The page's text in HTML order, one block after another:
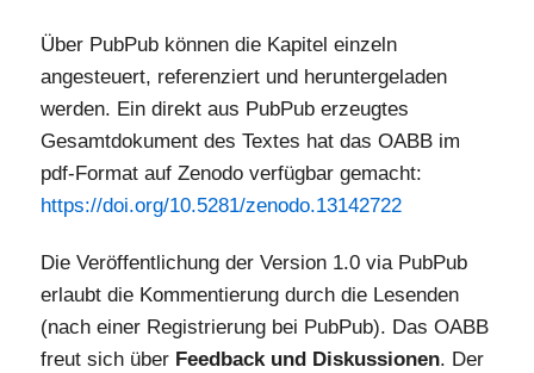
Über PubPub können die Kapitel einzeln
angesteuert, referenziert und heruntergeladen
werden. Ein direkt aus PubPub erzeugtes
Gesamtdokument des Textes hat das OABB im
pdf-Format auf Zenodo verfügbar gemacht:
https://doi.org/10.5281/zenodo.13142722
Die Veröffentlichung der Version 1.0 via PubPub
erlaubt die Kommentierung durch die Lesenden
(nach einer Registrierung bei PubPub). Das OABB
freut sich über Feedback und Diskussionen. Der